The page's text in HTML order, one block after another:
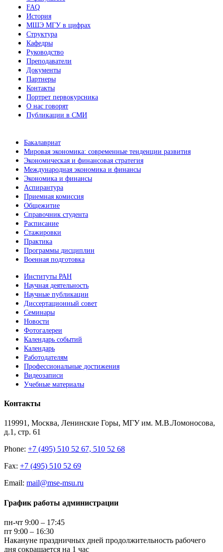
FAQ
История
МШЭ МГУ в цифрах
Структура
Кафедры
Руководство
Преподаватели
Документы
Партнеры
Контакты
Портрет первокурсника
О нас говорят
Публикации в СМИ
Бакалавриат
Мировая экономика: современные тенденции развития
Экономическая и финансовая стратегия
Международная экономика и финансы
Экономика и финансы
Аспирантура
Приемная комиссия
Общежитие
Справочник студента
Расписание
Стажировки
Практика
Программы дисциплин
Военная подготовка
Институты РАН
Научная деятельность
Научные публикации
Диссертационный совет
Семинары
Новости
Фотогалереи
Календарь событий
Календарь
Работодателям
Профессиональные достижения
Видеозаписи
Учебные материалы
Контакты
119991, Москва, Ленинские Горы, МГУ им. М.В.Ломоносова,
д.1, стр. 61
Phone: +7 (495) 510 52 67, 510 52 68
Fax: +7 (495) 510 52 69
Email: mail@mse-msu.ru
График работы администрации
пн-чт 9:00 – 17:45
пт 9:00 – 16:30
Накануне праздничных дней продолжительность рабочего
дня сокращается на 1 час